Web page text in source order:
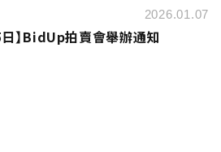
2026.01.07
】BidUp拍賣會舉辦通知